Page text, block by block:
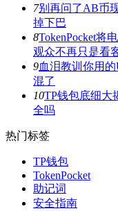
7别再问了AB币
掉下巴
8TokenPocket将
观众不再只是看
9血泪教训你用
混了
10TP钱包底细大
全吗
热门标签
TP钱包
TokenPocket
助记词
安全指南